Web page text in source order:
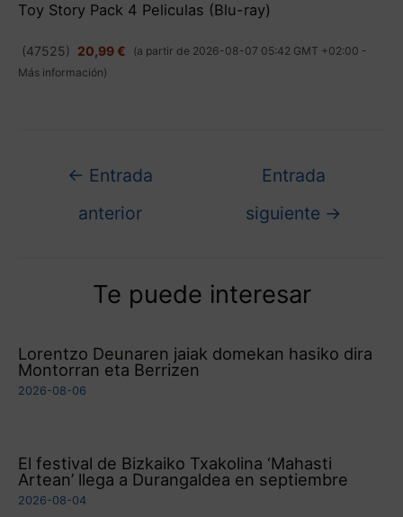
Toy Story Pack 4 Peliculas (Blu-ray)
(47525) 20,99 €
(a partir de 2026-08-07 05:42 GMT +02:00 -
Más información)
← Entrada
anterior
Entrada
siguiente →
Te puede interesar
Lorentzo Deunaren jaiak domekan hasiko dira
Montorran eta Berrizen
2026-08-06
El festival de Bizkaiko Txakolina ‘Mahasti
Artean’ llega a Durangaldea en septiembre
2026-08-04